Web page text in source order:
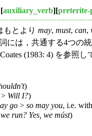
[auxiliary_verb][preterite-
もとより may, must, can,
には，共通する4つの
(1983: 4) を参照
)
> Will I?)
go > so may you, i.e.
run? Yes, we múst)